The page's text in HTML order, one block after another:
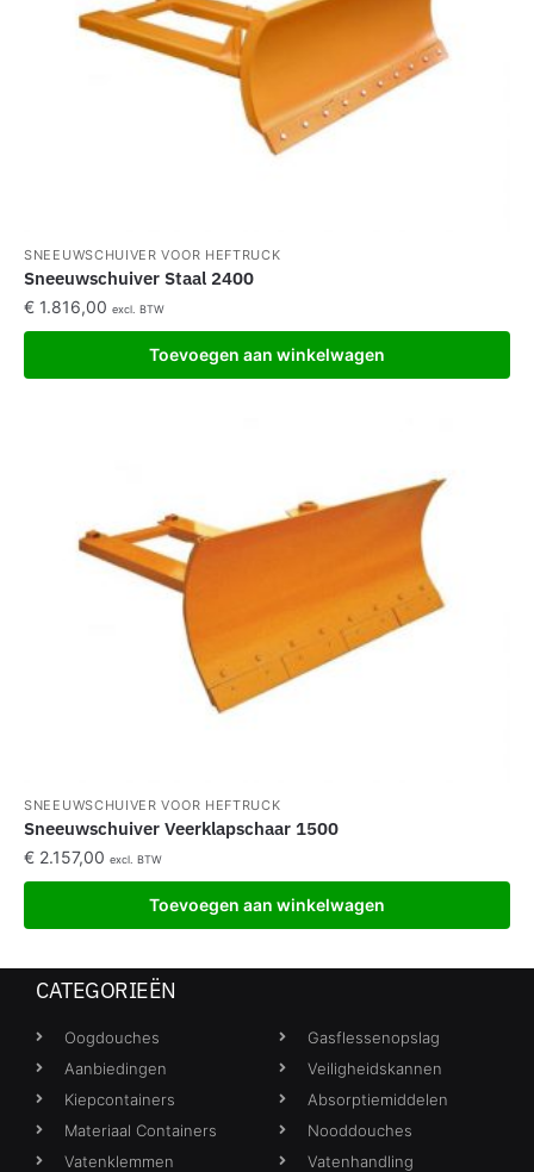
SNEEUWSCHUIVER VOOR HEFTRUCK
Sneeuwschuiver Staal 2400
€ 1.816,00 excl. BTW
Toevoegen aan winkelwagen
SNEEUWSCHUIVER VOOR HEFTRUCK
Sneeuwschuiver Veerklapschaar 1500
€ 2.157,00 excl. BTW
Toevoegen aan winkelwagen
CATEGORIEËN
Oogdouches
Aanbiedingen
Kiepcontainers
Materiaal Containers
Vatenklemmen
Gasflessenopslag
Veiligheidskannen
Absorptiemiddelen
Nooddouches
Vatenhandling